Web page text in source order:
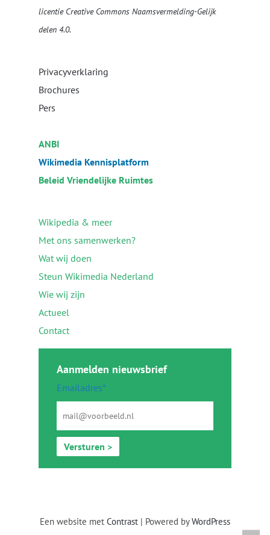
licentie Creative Commons Naamsvermelding-Gelijk
delen 4.0.
Privacyverklaring
Brochures
Pers
ANBI
Wikimedia Kennisplatform
Beleid Vriendelijke Ruimtes
Wikipedia & meer
Met ons samenwerken?
Wat wij doen
Steun Wikimedia Nederland
Wie wij zijn
Actueel
Contact
Aanmelden nieuwsbrief
Emailadres*
Versturen >
Een website met Contrast | Powered byWordPress